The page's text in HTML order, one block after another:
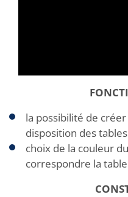
la possibilité de
disposition des tables
choix de la couleur
correspondre la